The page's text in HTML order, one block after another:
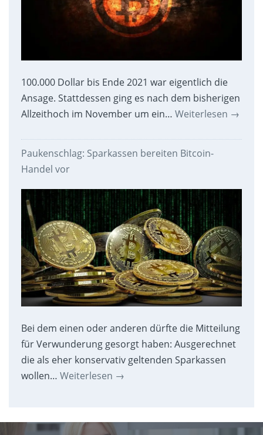
100.000 Dollar bis Ende 2021 war eigentlich die
Ansage. Stattdessen ging es nach dem bisherigen
Allzeithoch im November um ein… Weiterlesen →
Paukenschlag: Sparkassen bereiten Bitcoin-
Handel vor
Bei dem einen oder anderen dürfte die Mitteilung
für Verwunderung gesorgt haben: Ausgerechnet
die als eher konservativ geltenden Sparkassen
wollen… Weiterlesen →